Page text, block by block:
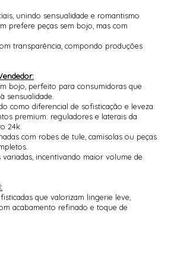
unindo sensualidade e romantismo
prefere peças sem bojo, mas com
transparência, compondo produções
bojo, perfeito para consumidoras que
sensualidade.
como diferencial de sofisticação e leveza.
premium: reguladores e laterais da
24k.
com robes de tule, camisolas ou peças
incentivando maior volume de
que valorizam lingerie leve,
acabamento refinado e toque de